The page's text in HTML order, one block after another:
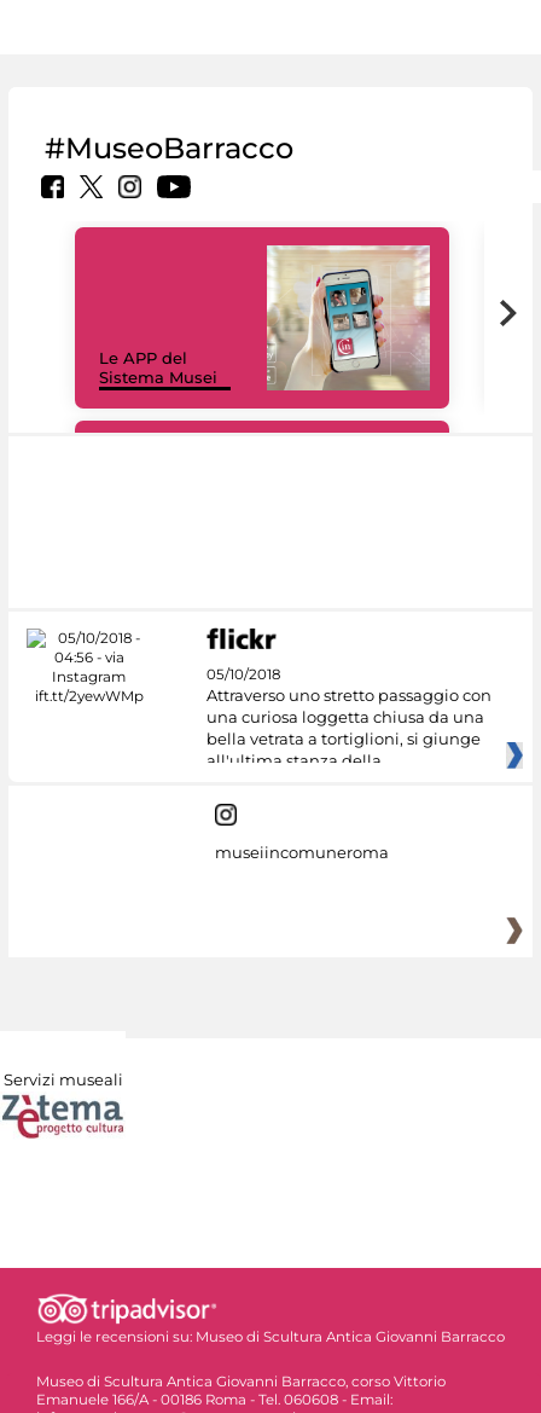
#MuseoBarracco
Le APP del
Sistema Musei
05/10/2018
Attraverso uno stretto passaggio con
una curiosa loggetta chiusa da una
bella vetrata a tortiglioni, si giunge
all'ultima stanza della
museiincomuneroma
Servizi museali
Leggi le recensioni su: Museo di Scultura Antica Giovanni Barracco
Museo di Scultura Antica Giovanni Barracco, corso Vittorio
Emanuele 166/A - 00186 Roma - Tel. 060608 - Email: